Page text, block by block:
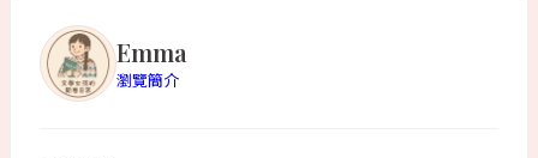
Emma
瀏覽簡介